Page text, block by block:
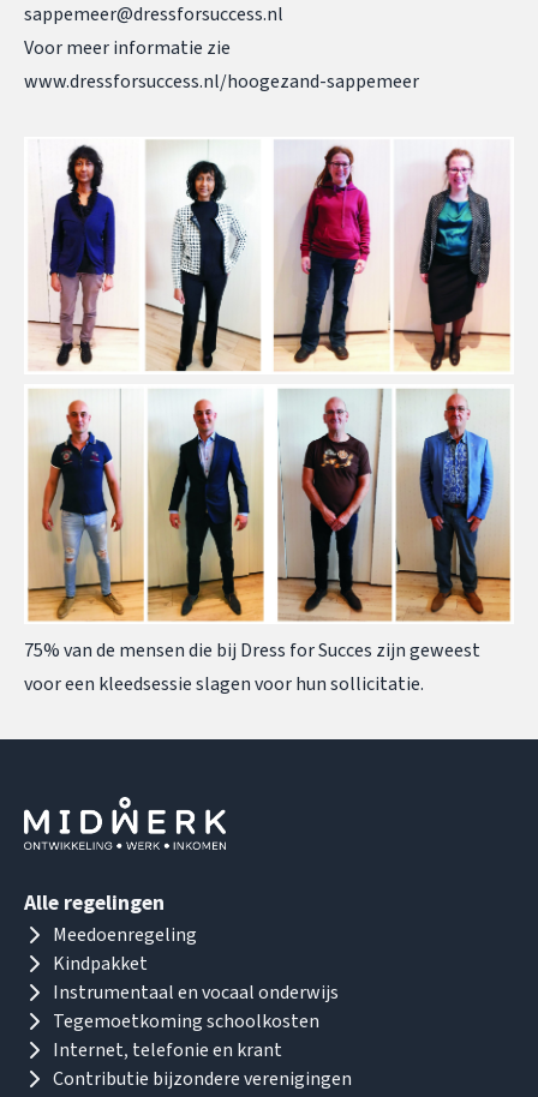
sappemeer@dressforsuccess.nl
Voor meer informatie zie
www.dressforsuccess.nl/hoogezand-sappemeer
75% van de mensen die bij Dress for Succes zijn geweest
voor een kleedsessie slagen voor hun sollicitatie.
Alle regelingen
Meedoenregeling
Kindpakket
Instrumentaal en vocaal onderwijs
Tegemoetkoming schoolkosten
Internet, telefonie en krant
Contributie bijzondere verenigingen